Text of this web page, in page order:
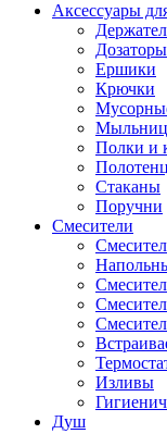
Аксессуары
Дозаторы
Ершики
Крючки
Полки и
Стаканы
Поручни
Смесители
Изливы
Душ